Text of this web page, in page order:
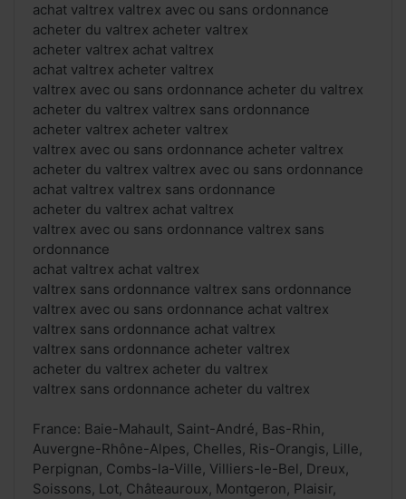
achat valtrex valtrex avec ou sans ordonnance
acheter du valtrex acheter valtrex
acheter valtrex achat valtrex
achat valtrex acheter valtrex
valtrex avec ou sans ordonnance acheter du valtrex
acheter du valtrex valtrex sans ordonnance
acheter valtrex acheter valtrex
valtrex avec ou sans ordonnance acheter valtrex
acheter du valtrex valtrex avec ou sans ordonnance
achat valtrex valtrex sans ordonnance
acheter du valtrex achat valtrex
valtrex avec ou sans ordonnance valtrex sans
ordonnance
achat valtrex achat valtrex
valtrex sans ordonnance valtrex sans ordonnance
valtrex avec ou sans ordonnance achat valtrex
valtrex sans ordonnance achat valtrex
valtrex sans ordonnance acheter valtrex
acheter du valtrex acheter du valtrex
valtrex sans ordonnance acheter du valtrex
France: Baie-Mahault, Saint-André, Bas-Rhin,
Auvergne-Rhône-Alpes, Chelles, Ris-Orangis, Lille,
Perpignan, Combs-la-Ville, Villiers-le-Bel, Dreux,
Soissons, Lot, Châteauroux, Montgeron, Plaisir,